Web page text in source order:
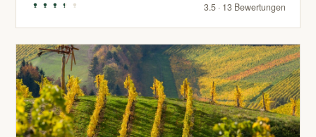
3.5 · 13 Bewertungen